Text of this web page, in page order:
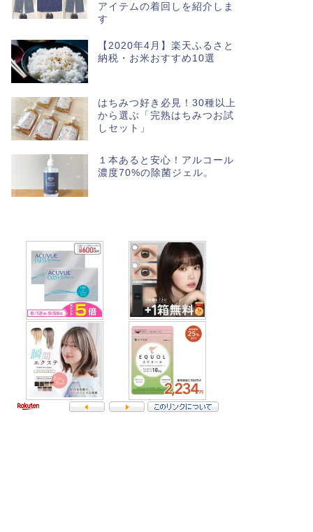
アイテムの着回しを紹介しま
す
【2020年4月】楽天ふるさと
納税・お米おすすめ10選
はちみつ好き必見！30種以上
から選ぶ「完熟はちみつお試
しセット」
１本あると安心！アルコール
濃度70%の除菌ジェル。